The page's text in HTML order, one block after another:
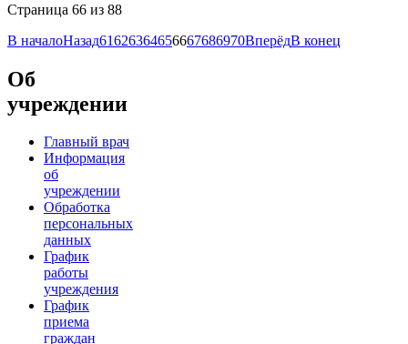
Страница 66 из 88
В началоНазад61626364656667686970ВперёдВ конец
Об
учреждении
Главный врач
Информация
об
учреждении
Обработка
персональных
данных
График
работы
учреждения
График
приема
граждан